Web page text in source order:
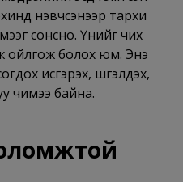
нэвчсэнээр тархи
сонсно. Үүнийг чих
ойлгож болох юм. Энэ
исгэрэх, шүгэлдэх,
чимээ байна.